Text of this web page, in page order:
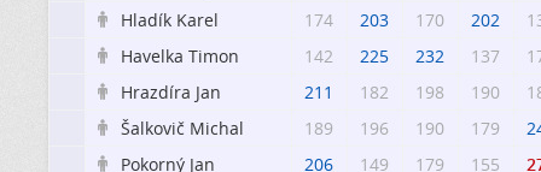
 Hladík Karel 174 203 170 202
 Havelka Timon 142 225 232 137
 Hrazdíra Jan 211 182 198 190
 Šalkovič Michal 189 196 190 179
 Pokorný Jan 206 149 179 155